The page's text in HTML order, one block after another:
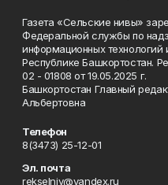
Газета «Сельские нивы»
Федеральной службы по
информационных
Республике Башкортостан.
02 - 01808 от 19.05.2025 г.
Башкортостан Главный
Альбертовна
Телефон
8(3473) 25-12-01
Эл. почта
rekselniv@yandex.ru